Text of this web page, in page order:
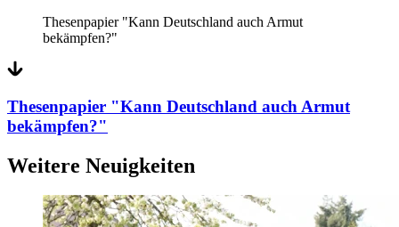
Thesenpapier "Kann Deutschland auch Armut
bekämpfen?"
Thesenpapier "Kann Deutschland auch Armut
bekämpfen?"
Weitere Neuigkeiten